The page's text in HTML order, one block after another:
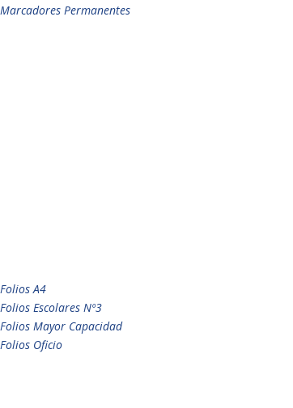
Marcadores Permanentes
Folios A4
Folios Escolares Nº3
Folios Mayor Capacidad
Folios Oficio